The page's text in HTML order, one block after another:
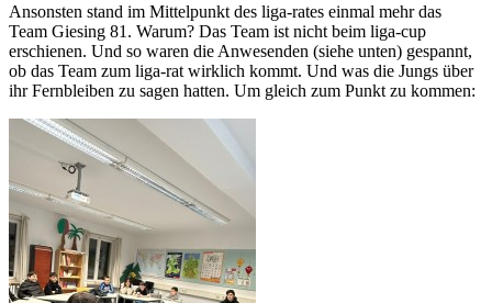
Ansonsten stand im Mittelpunkt des liga-rates einmal mehr das
Team Giesing 81. Warum? Das Team ist nicht beim liga-cup
erschienen. Und so waren die Anwesenden (siehe unten) gespannt,
ob das Team zum liga-rat wirklich kommt. Und was die Jungs über
ihr Fernbleiben zu sagen hatten. Um gleich zum Punkt zu kommen: